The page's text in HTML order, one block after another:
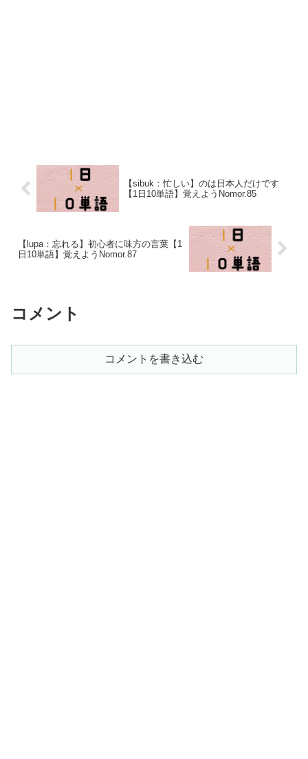
【sibuk：忙しい】のは日本人だけです
【1日10単語】覚えようNomor.85
【lupa：忘れる】初心者に味方の言葉【1
日10単語】覚えようNomor.87
コメント
コメントを書き込む